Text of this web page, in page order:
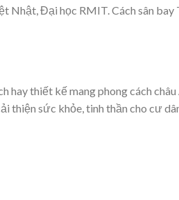
Đại học RMIT. Cách sân bay
hay thiết kế mang phong cách
thiện sức khỏe, tinh thần cho cư